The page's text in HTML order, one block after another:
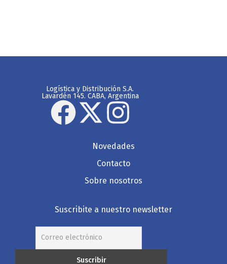
Logística y Distribución S.A.
Lavardén 145. CABA, Argentina
Novedades
Contacto
Sobre nosotros
Suscribite a nuestro newsletter